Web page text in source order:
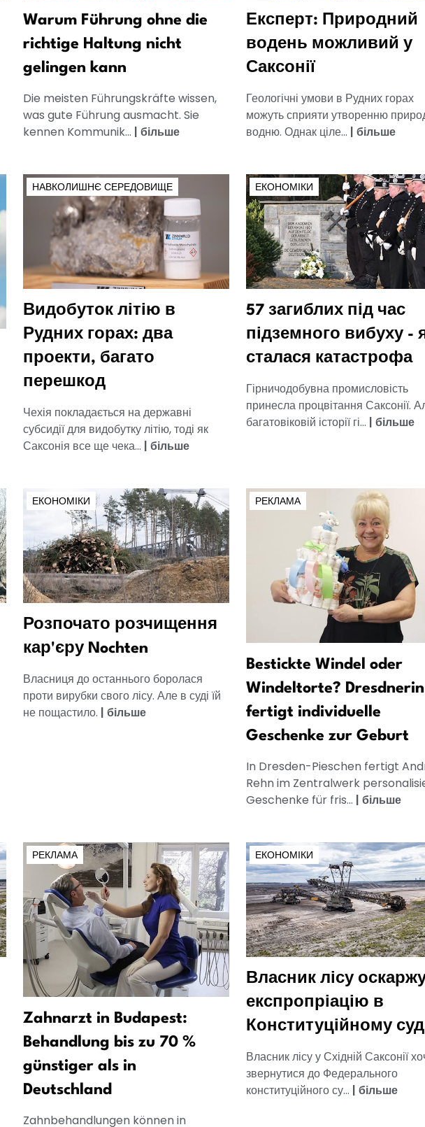
Warum Führung ohne die
richtige Haltung nicht
gelingen kann
Die meisten Führungskräfte wissen,
was gute Führung ausmacht. Sie
kennen Kommunik... | більше
Експерт: Природний
водень можливий у
Саксонії
Геологічні умови в Рудних горах
можуть сприяти утворенню
водню. Однак ціле... | більше
НАВКОЛИШНЄ СЕРЕДОВИЩЕ
Видобуток літію в
Рудних горах: два
проекти, багато
перешкод
Чехія покладається на державні
субсидії для видобутку літію, тоді як
Саксонія все ще чека... | більше
ЕКОНОМІКИ
57 загиблих під час
підземного вибуху -
сталася катастрофа
Гірничодобувна промисловість
принесла процвітання Саксонії.
багатовіковій історії гі... | більше
ЕКОНОМІКИ
Розпочато розчищення
кар'єру Nochten
Власниця до останнього боролася
проти вирубки свого лісу. Але в суді їй
не пощастило. | більше
РЕКЛАМА
Bestickte Windel oder
Windeltorte? Dresdnerin
fertigt individuelle
Geschenke zur Geburt
In Dresden-Pieschen fertigt
Rehn im Zentralwerk
Geschenke für fris... | більше
РЕКЛАМА
Zahnarzt in Budapest:
Behandlung bis zu 70 %
günstiger als in
Deutschland
Zahnbehandlungen können in
ЕКОНОМІКИ
Власник лісу
експропріацію в
Конституційному
Власник лісу у Східній Саксонії
звернутися до Федерального
конституційного су... | більше